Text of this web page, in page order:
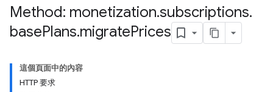
Method: monetization.subscriptions.
basePlans.migratePrices
這個頁面中的內容
HTTP 要求